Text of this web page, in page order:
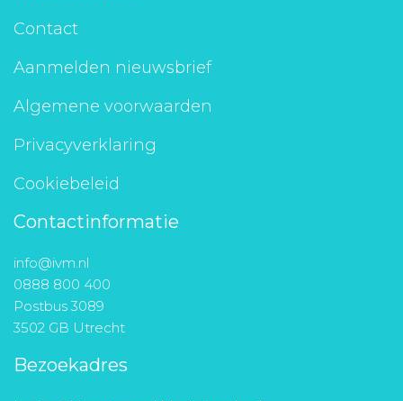
Contact
Aanmelden nieuwsbrief
Algemene voorwaarden
Privacyverklaring
Cookiebeleid
Contactinformatie
info@ivm.nl
0888 800 400
Postbus 3089
3502 GB Utrecht
Bezoekadres